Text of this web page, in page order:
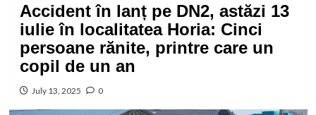
Accident în lanț pe DN2, astăzi 13
iulie în localitatea Horia: Cinci
persoane rănite, printre care un
copil de un an
July 13, 2025 0